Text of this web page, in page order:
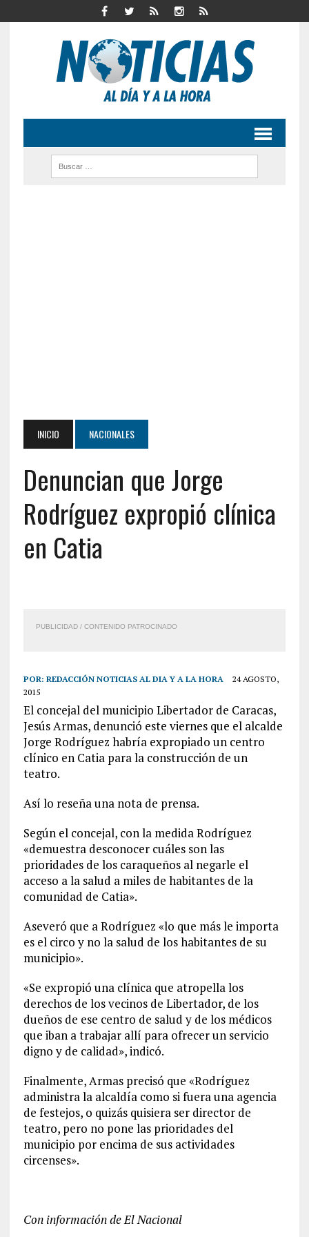
INICIO NACIONALES
Denuncian que Jorge
Rodríguez expropió clínica
en Catia
PUBLICIDAD / CONTENIDO PATROCINADO
POR: REDACCIÓN NOTICIAS AL DIA Y A LA HORA
24 AGOSTO,
2015
El concejal del municipio Libertador de Caracas,
Jesús Armas, denunció este viernes que el alcalde
Jorge Rodríguez habría expropiado un centro
clínico en Catia para la construcción de un
teatro.
Así lo reseña una nota de prensa.
Según el concejal, con la medida Rodríguez
«demuestra desconocer cuáles son las
prioridades de los caraqueños al negarle el
acceso a la salud a miles de habitantes de la
comunidad de Catia».
Aseveró que a Rodríguez «lo que más le importa
es el circo y no la salud de los habitantes de su
municipio».
«Se expropió una clínica que atropella los
derechos de los vecinos de Libertador, de los
dueños de ese centro de salud y de los médicos
que iban a trabajar allí para ofrecer un servicio
digno y de calidad», indicó.
Finalmente, Armas precisó que «Rodríguez
administra la alcaldía como si fuera una agencia
de festejos, o quizás quisiera ser director de
teatro, pero no pone las prioridades del
municipio por encima de sus actividades
circenses».
Con información de El Nacional